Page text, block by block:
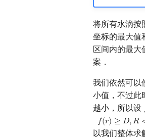
将所有水滴按
坐标的最大值
区间内的最大
案．
我们依然可以
小值，不过此
越小，所以设
𝑓(𝑟) ≥ 𝐷,𝑅
以我们整体求